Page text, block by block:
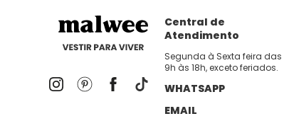
Central de
Atendimento
Segunda à Sexta feira das
9h às 18h, exceto feriados.
WHATSAPP
EMAIL